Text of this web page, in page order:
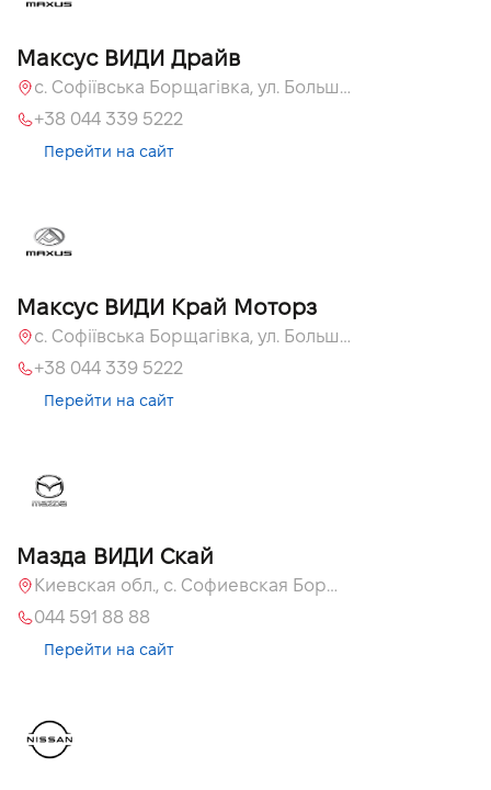
Максус ВИДИ Драйв
с. Софіївська Борщагівка, ул. Большая Кольцевая, 60а
+38 044 339 5222
Перейти на сайт
Максус ВИДИ Край Моторз
с. Софіївська Борщагівка, ул. Большая Кольцевая, 60а
+38 044 339 5222
Перейти на сайт
Мазда ВИДИ Скай
Киевская обл., с. Софиевская Борщаговка, ул. Большая Кольцевая, 60 А
044 591 88 88
Перейти на сайт